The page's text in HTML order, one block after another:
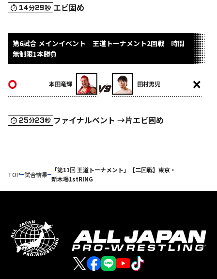
14分29秒 エビ固め
第6試合 メインイベント 王道トーナメント2回戦 時間
無制限1本勝負
本田竜輝 田村男児
25分23秒 ファイナルベント →片エビ固め
TOP 試合結果
「第11回 王道トーナメント」【二回戦】東京・
新木場1stRING